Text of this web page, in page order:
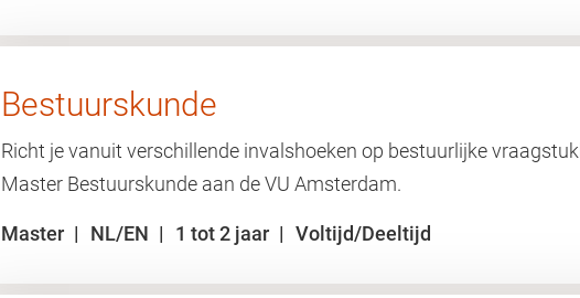
Bestuurskunde
Richt je vanuit verschillende invalshoeken op bestuurlijke
Master Bestuurskunde aan de VU Amsterdam.
Master NL/EN 1 tot 2 jaar Voltijd/Deeltijd